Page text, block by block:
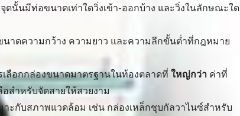
ดนั้นมีท่อขนาดเท่าใดวิ่งเข้า-ออกบ้าง และวิ่งในลักษณะใด
าดความกว้าง ความยาว และความลึกขั้นต่ำที่กฎหมาย
เลือกกล่องขนาดมาตรฐานในท้องตลาดที่ใหญ่กว่า ค่าที่
สำหรับจัดสายให้สวยงาม
าะกับสภาพแวดล้อม เช่น กล่องเหล็กชุบกัลวาไนซ์สำหรับ